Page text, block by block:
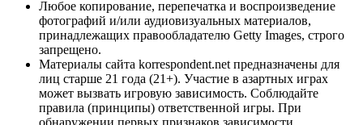
Любое копирование, перепечатка и воспроизведение
фотографий и/или аудиовизуальных материалов,
принадлежащих правообладателю Getty Images, строго
запрещено.
Материалы сайта korrespondent.net предназначены для
лиц старше 21 года (21+). Участие в азартных играх
может вызвать игровую зависимость. Соблюдайте
правила (принципы) ответственной игры. При
обнаружении первых признаков зависимости